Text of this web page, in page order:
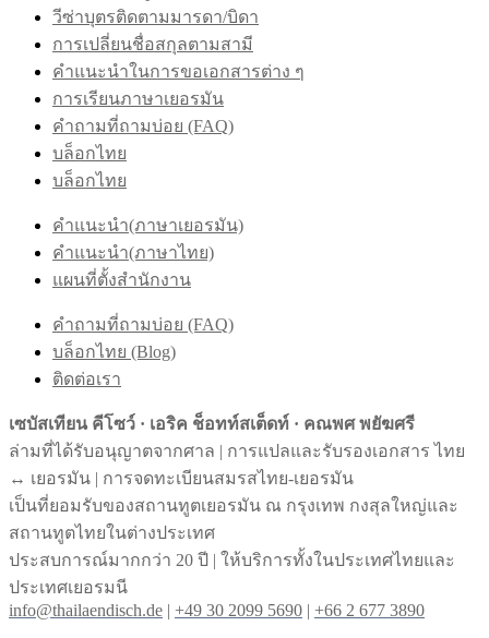
วีซ่าบุตรติดตามมารดา/บิดา
การเปลี่ยนชื่อสกุลตามสามี
คำแนะนำในการขอเอกสารต่าง ๆ
การเรียนภาษาเยอรมัน
คำถามที่ถามบ่อย (FAQ)
บล็อกไทย
บล็อกไทย
คำแนะนำ(ภาษาเยอรมัน)
คำแนะนำ(ภาษาไทย)
แผนที่ตั้งสำนักงาน
คำถามที่ถามบ่อย (FAQ)
บล็อกไทย (Blog)
ติดต่อเรา
เซบัสเทียน คีโซว์ · เอริค ช็อทท์สเต็ดท์ · คณพศ พยัฆศรี
ล่ามที่ได้รับอนุญาตจากศาล | การแปลและรับรองเอกสาร ไทย
↔︎ เยอรมัน | การจดทะเบียนสมรสไทย-เยอรมัน
เป็นที่ยอมรับของสถานทูตเยอรมัน ณ กรุงเทพ กงสุลใหญ่และ
สถานทูตไทยในต่างประเทศ
ประสบการณ์มากกว่า 20 ปี | ให้บริการทั้งในประเทศไทยและ
ประเทศเยอรมนี
info@thailaendisch.de | +49 30 2099 5690 | +66 2 677 3890